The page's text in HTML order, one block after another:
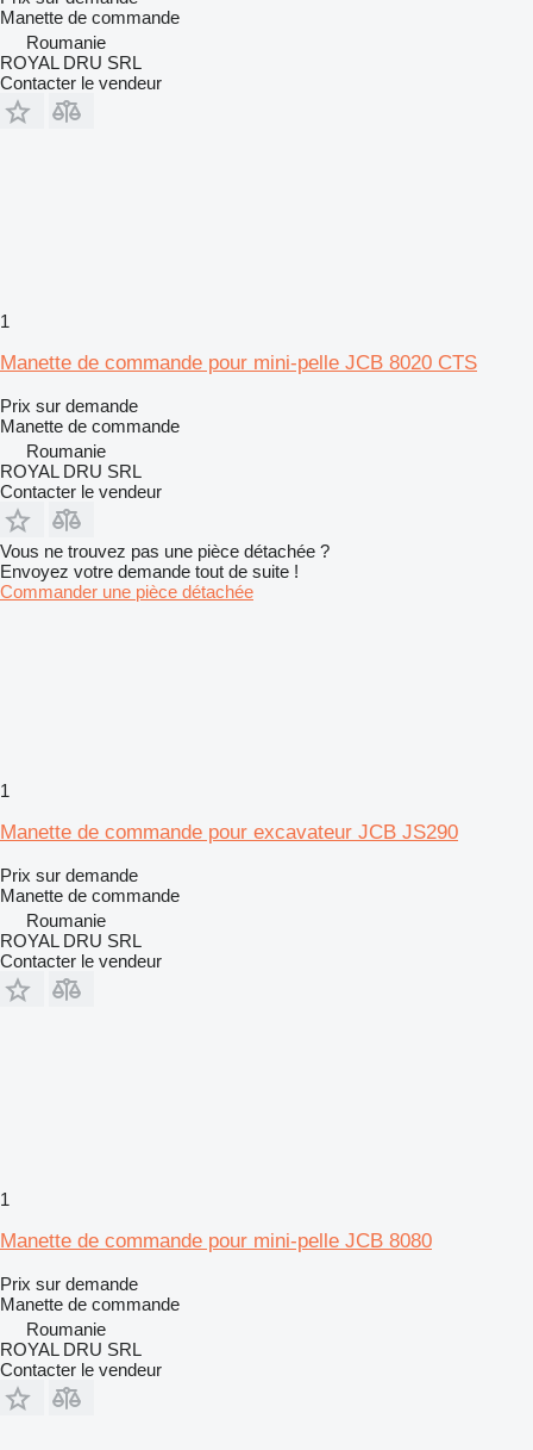
Manette de commande
Roumanie
ROYAL DRU SRL
Contacter le vendeur
1
Manette de commande pour mini-pelle JCB 8020 CTS
Prix sur demande
Manette de commande
Roumanie
ROYAL DRU SRL
Contacter le vendeur
Vous ne trouvez pas une pièce détachée ?
Envoyez votre demande tout de suite !
Commander une pièce détachée
1
Manette de commande pour excavateur JCB JS290
Prix sur demande
Manette de commande
Roumanie
ROYAL DRU SRL
Contacter le vendeur
1
Manette de commande pour mini-pelle JCB 8080
Prix sur demande
Manette de commande
Roumanie
ROYAL DRU SRL
Contacter le vendeur